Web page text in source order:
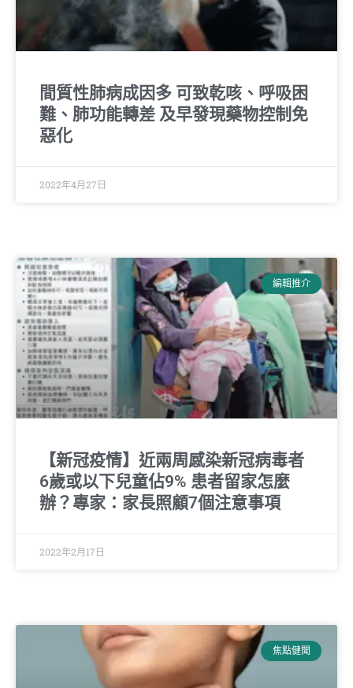
間質性肺病成因多 可致乾咳、呼吸困
難、肺功能轉差 及早發現藥物控制免
惡化
2022年4月27日
編輯推介
【新冠疫情】近兩周感染新冠病毒者
6歲或以下兒童佔9% 患者留家怎麼
辦？專家：家長照顧7個注意事項
2022年2月17日
焦點健聞